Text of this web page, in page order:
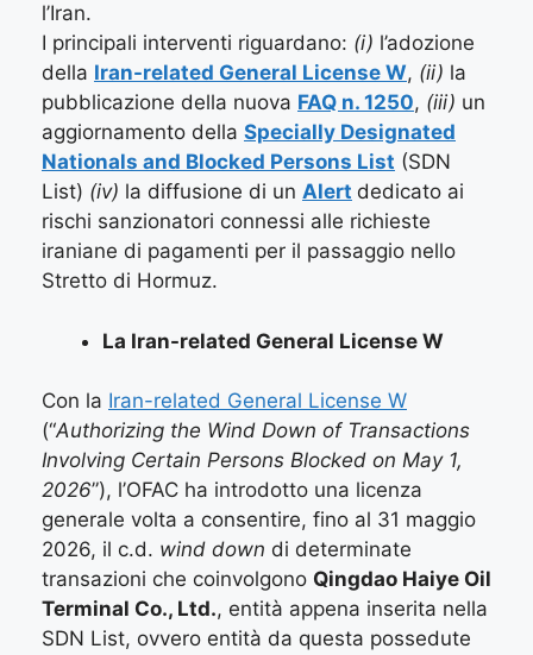
l’Iran.
I principali interventi riguardano: (i) l’adozione
della Iran-related General License W, (ii) la
pubblicazione della nuova FAQ n. 1250, (iii) un
aggiornamento della Specially Designated
Nationals and Blocked Persons List (SDN
List) (iv) la diffusione di un Alert dedicato ai
rischi sanzionatori connessi alle richieste
iraniane di pagamenti per il passaggio nello
Stretto di Hormuz.
La Iran-related General License W
Con la Iran-related General License W
(“Authorizing the Wind Down of Transactions
Involving Certain Persons Blocked on May 1,
2026”), l’OFAC ha introdotto una licenza
generale volta a consentire, fino al 31 maggio
2026, il c.d. wind down di determinate
transazioni che coinvolgono Qingdao Haiye Oil
Terminal Co., Ltd., entità appena inserita nella
SDN List, ovvero entità da questa possedute